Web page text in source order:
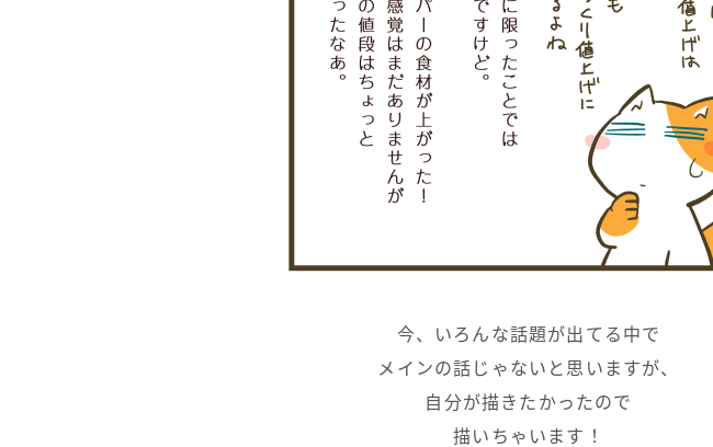
今、いろんな話題が出てる中で
メインの話じゃないと思いますが、
自分が描きたかったので
描いちゃいます！